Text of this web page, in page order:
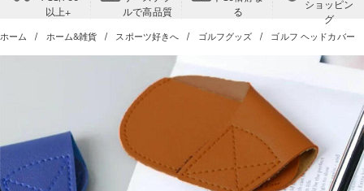
以上+
ルで高品質
る
ショッピン
グ
ホーム ホーム&雑貨 スポーツ好きへ ゴルフグッズ ゴルフ ヘッドカバー